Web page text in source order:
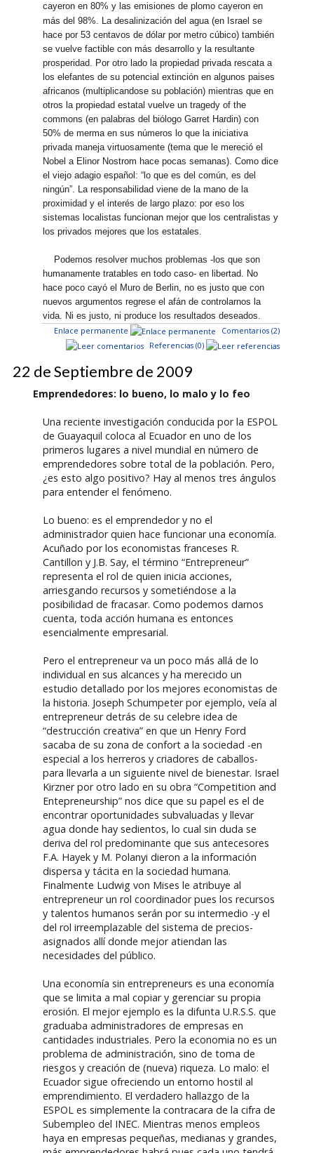
cayeron en 80% y las emisiones de plomo cayeron en
más del 98%. La desalinización del agua (en Israel se
hace por 53 centavos de dólar por metro cúbico) también
se vuelve factible con más desarrollo y la resultante
prosperidad. Por otro lado la propiedad privada rescata a
los elefantes de su potencial extinción en algunos paises
africanos (multiplicandose su población) mientras que en
otros la propiedad estatal vuelve un tragedy of the
commons (en palabras del biólogo Garret Hardin) con
50% de merma en sus números lo que la iniciativa
privada maneja virtuosamente (tema que le mereció el
Nobel a Elinor Nostrom hace pocas semanas). Como dice
el viejo adagio español: “lo que es del común, es del
ningún”. La responsabilidad viene de la mano de la
proximidad y el interés de largo plazo: por eso los
sistemas localistas funcionan mejor que los centralistas y
los privados mejores que los estatales.
Podemos resolver muchos problemas -los que son
humanamente tratables en todo caso- en libertad. No
hace poco cayó el Muro de Berlin, no es justo que con
nuevos argumentos regrese el afán de controlarnos la
vida. Ni es justo, ni produce los resultados deseados.
Enlace permanente
Comentarios (2)
Referencias (0)
22 de Septiembre de 2009
Emprendedores: lo bueno, lo malo y lo feo
Una reciente investigación conducida por la ESPOL
de Guayaquil coloca al Ecuador en uno de los
primeros lugares a nivel mundial en número de
emprendedores sobre total de la población. Pero,
¿es esto algo positivo? Hay al menos tres ángulos
para entender el fenómeno.
Lo bueno: es el emprendedor y no el
administrador quien hace funcionar una economía.
Acuñado por los economistas franceses R.
Cantillon y J.B. Say, el término “Entrepreneur”
representa el rol de quien inicia acciones,
arriesgando recursos y sometiéndose a la
posibilidad de fracasar. Como podemos darnos
cuenta, toda acción humana es entonces
esencialmente empresarial.
Pero el entrepreneur va un poco más allá de lo
individual en sus alcances y ha merecido un
estudio detallado por los mejores economistas de
la historia. Joseph Schumpeter por ejemplo, veía al
entrepreneur detrás de su celebre idea de
“destrucción creativa” en que un Henry Ford
sacaba de su zona de confort a la sociedad -en
especial a los herreros y criadores de caballos-
para llevarla a un siguiente nivel de bienestar. Israel
Kirzner por otro lado en su obra “Competition and
Entepreneurship” nos dice que su papel es el de
encontrar oportunidades subvaluadas y llevar
agua donde hay sedientos, lo cual sin duda se
deriva del rol predominante que sus antecesores
F.A. Hayek y M. Polanyi dieron a la información
dispersa y tácita en la sociedad humana.
Finalmente Ludwig von Mises le atribuye al
entrepreneur un rol coordinador pues los recursos
y talentos humanos serán por su intermedio -y el
del rol irreemplazable del sistema de precios-
asignados allí donde mejor atiendan las
necesidades del público.
Una economía sin entrepreneurs es una economía
que se limita a mal copiar y gerenciar su propia
erosión. El mejor ejemplo es la difunta U.R.S.S. que
graduaba administradores de empresas en
cantidades industriales. Pero la economia no es un
problema de administración, sino de toma de
riesgos y creación de (nueva) riqueza. Lo malo: el
Ecuador sigue ofreciendo un entorno hostil al
emprendimiento. El verdadero hallazgo de la
ESPOL es simplemente la contracara de la cifra de
Subempleo del INEC. Mientras menos empleos
haya en empresas pequeñas, medianas y grandes,